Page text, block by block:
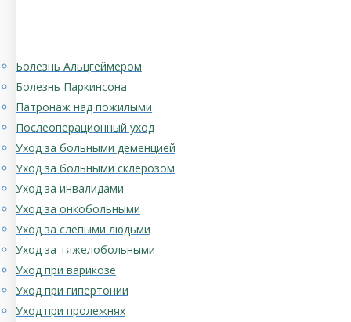
Болезнь Альцгеймером
Болезнь Паркинсона
Патронаж над пожилыми
Послеоперационный уход
Уход за больными деменцией
Уход за больными склерозом
Уход за инвалидами
Уход за онкобольными
Уход за слепыми людьми
Уход за тяжелобольными
Уход при варикозе
Уход при гипертонии
Уход при пролежнях